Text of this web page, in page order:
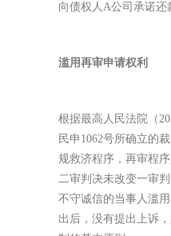
向债权人A公司承诺
滥用再审申请权利
根据最高人民法院（
民申1062号所确立的
规救济程序，再审程
二审判决未改变一审
不守诚信的当事人滥
出后，没有提出上诉